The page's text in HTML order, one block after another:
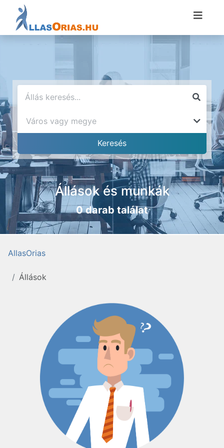
Állások és munkák
0 darab találat
AllasOrias
Állások